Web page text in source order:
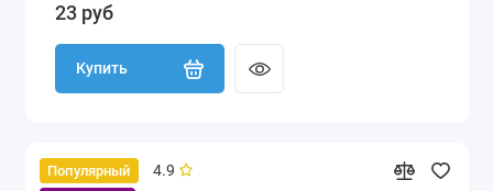
23 руб
Купить
Популярный
4.9